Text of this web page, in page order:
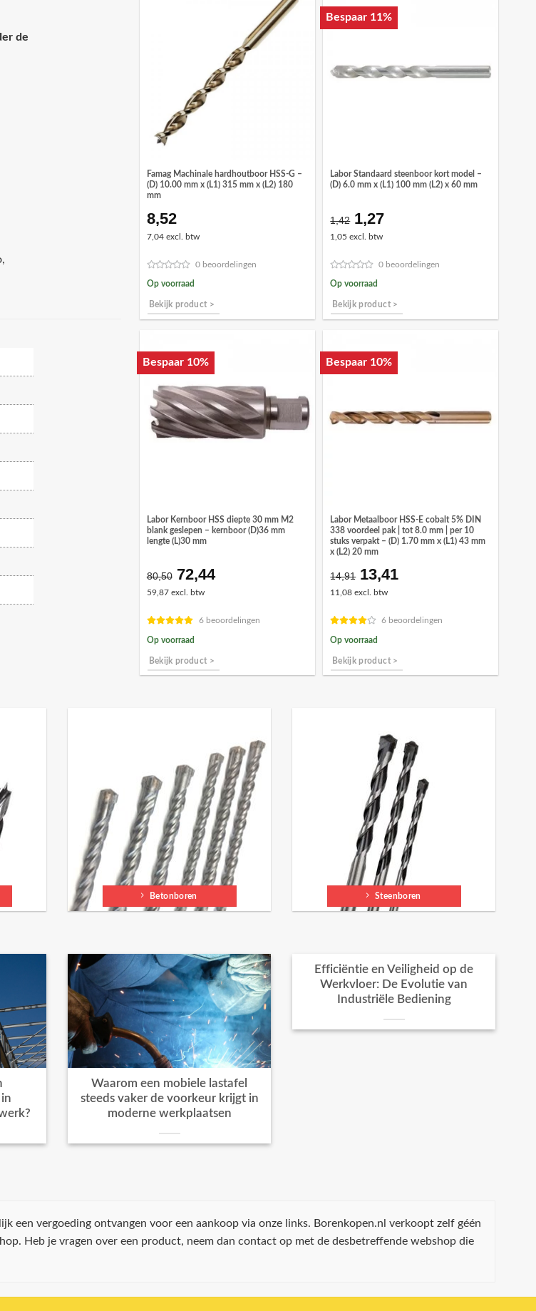
de
Famag Machinale hardhoutboor HSS-G –
(D) 10.00 mm x (L1) 315 mm x (L2) 180
mm
8,52
7,04 excl. btw
0 beoordelingen
Op voorraad
Bekijk product >
Bespaar 11%
Labor Standaard steenboor kort model –
(D) 6.0 mm x (L1) 100 mm (L2) x 60 mm
1,42 Oorspronkelijke
prijs
€1,42.
1,27Huidige
€1,27.
1,05 excl. btw
0 beoordelingen
Op voorraad
Bekijk product >
Bespaar 10%
Labor Kernboor HSS diepte 30 mm M2
blank geslepen – kernboor (D)36 mm
lengte (L)30 mm
80,50 Oorspronkelijke
prijs
€80,50.
72,44Huidige
€72,44.
59,87 excl. btw
6 beoordelingen
Op voorraad
Bekijk product >
Bespaar 10%
Labor Metaalboor HSS-E cobalt 5% DIN
338 voordeel pak | tot 8.0 mm | per 10
stuks verpakt – (D) 1.70 mm x (L1) 43 mm
x (L2) 20 mm
14,91 Oorspronkelijke
prijs
€14,91.
13,41
€13,41.
11,08 excl. btw
6 beoordelingen
Op voorraad
Bekijk product >
Betonboren Steenboren
Waarom een mobiele lastafel
steeds vaker de voorkeur krijgt in
moderne werkplaatsen
Efficiëntie en Veiligheid op de
Werkvloer: De Evolutie van
Industriële Bediening
een vergoeding ontvangen voor een aankoop via onze links. Borenkopen.nl verkoopt zelf géén
Heb je vragen over een product, neem dan contact op met de desbetreffende webshop die